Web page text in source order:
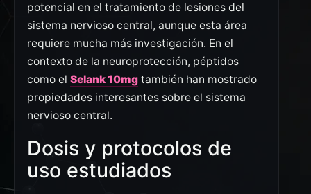
potencial en el tratamiento de lesiones del
sistema nervioso central, aunque esta área
requiere mucha más investigación. En el
contexto de la neuroprotección, péptidos
como el Selank 10mg también han mostrado
propiedades interesantes sobre el sistema
nervioso central.
Dosis y protocolos de
uso estudiados